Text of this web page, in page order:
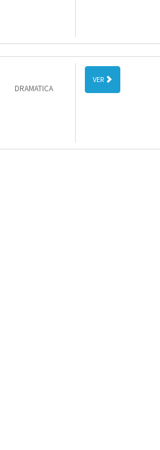
DRAMATICA
VER